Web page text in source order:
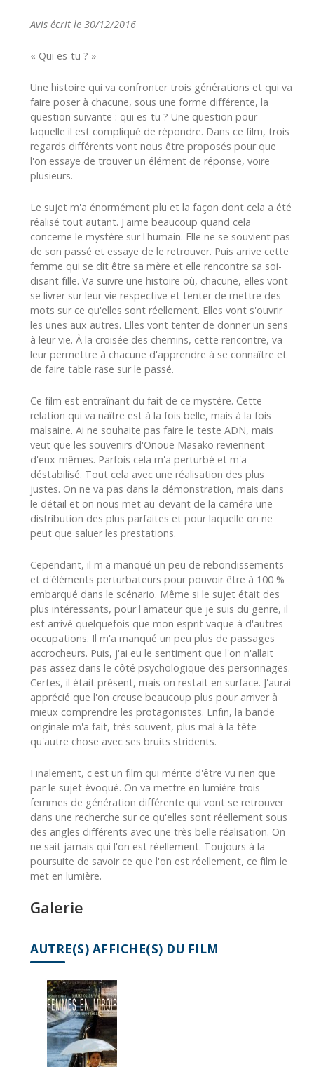
Avis écrit le 30/12/2016
« Qui es-tu ? »
Une histoire qui va confronter trois générations et qui va
faire poser à chacune, sous une forme différente, la
question suivante : qui es-tu ? Une question pour
laquelle il est compliqué de répondre. Dans ce film, trois
regards différents vont nous être proposés pour que
l'on essaye de trouver un élément de réponse, voire
plusieurs.
Le sujet m'a énormément plu et la façon dont cela a été
réalisé tout autant. J'aime beaucoup quand cela
concerne le mystère sur l'humain. Elle ne se souvient pas
de son passé et essaye de le retrouver. Puis arrive cette
femme qui se dit être sa mère et elle rencontre sa soi-
disant fille. Va suivre une histoire où, chacune, elles vont
se livrer sur leur vie respective et tenter de mettre des
mots sur ce qu'elles sont réellement. Elles vont s'ouvrir
les unes aux autres. Elles vont tenter de donner un sens
à leur vie. À la croisée des chemins, cette rencontre, va
leur permettre à chacune d'apprendre à se connaître et
de faire table rase sur le passé.
Ce film est entraînant du fait de ce mystère. Cette
relation qui va naître est à la fois belle, mais à la fois
malsaine. Ai ne souhaite pas faire le teste ADN, mais
veut que les souvenirs d'Onoue Masako reviennent
d'eux-mêmes. Parfois cela m'a perturbé et m'a
déstabilisé. Tout cela avec une réalisation des plus
justes. On ne va pas dans la démonstration, mais dans
le détail et on nous met au-devant de la caméra une
distribution des plus parfaites et pour laquelle on ne
peut que saluer les prestations.
Cependant, il m'a manqué un peu de rebondissements
et d'éléments perturbateurs pour pouvoir être à 100 %
embarqué dans le scénario. Même si le sujet était des
plus intéressants, pour l'amateur que je suis du genre, il
est arrivé quelquefois que mon esprit vaque à d'autres
occupations. Il m'a manqué un peu plus de passages
accrocheurs. Puis, j'ai eu le sentiment que l'on n'allait
pas assez dans le côté psychologique des personnages.
Certes, il était présent, mais on restait en surface. J'aurai
apprécié que l'on creuse beaucoup plus pour arriver à
mieux comprendre les protagonistes. Enfin, la bande
originale m'a fait, très souvent, plus mal à la tête
qu'autre chose avec ses bruits stridents.
Finalement, c'est un film qui mérite d'être vu rien que
par le sujet évoqué. On va mettre en lumière trois
femmes de génération différente qui vont se retrouver
dans une recherche sur ce qu'elles sont réellement sous
des angles différents avec une très belle réalisation. On
ne sait jamais qui l'on est réellement. Toujours à la
poursuite de savoir ce que l'on est réellement, ce film le
met en lumière.
Galerie
AUTRE(S) AFFICHE(S) DU FILM